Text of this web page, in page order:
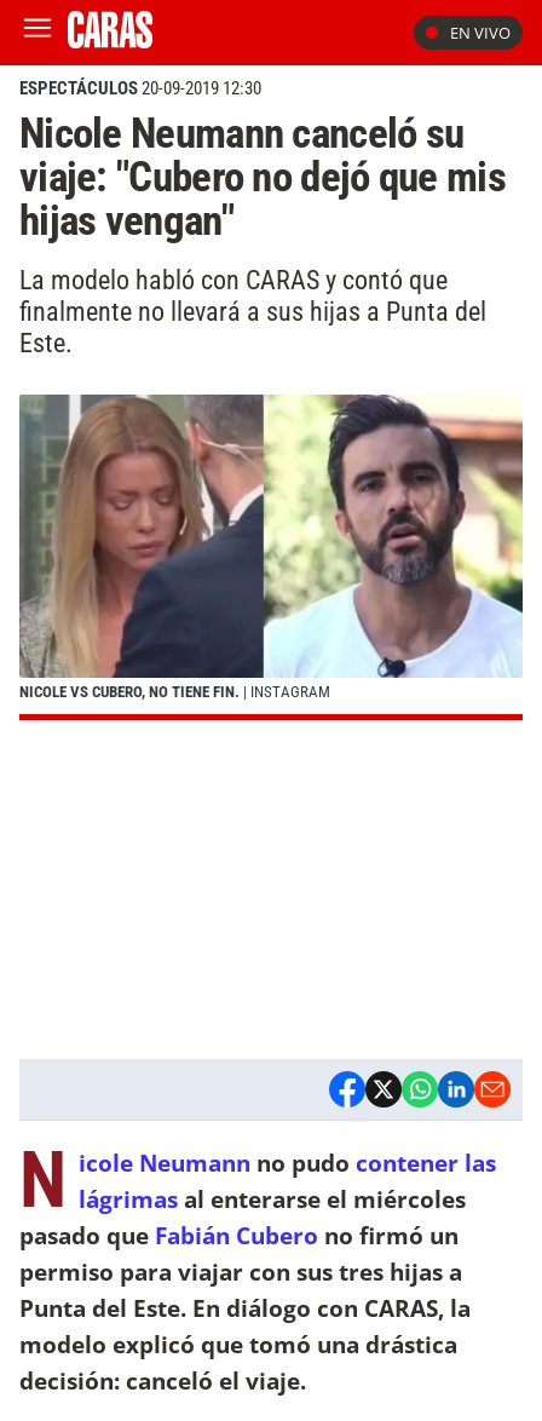
EN VIVO
ESPECTÁCULOS20-09-2019 12:30
Nicole Neumann canceló su
viaje: "Cubero no dejó que mis
hijas vengan"
La modelo habló con CARAS y contó que
finalmente no llevará a sus hijas a Punta del
Este.
NICOLE VS CUBERO, NO TIENE FIN. | INSTAGRAM
N icole Neumann no pudo contener las
lágrimasal enterarse el miércoles
pasado que Fabián Cubero no firmó un
permiso para viajar con sus tres hijas a
Punta del Este. En diálogo con CARAS, la
modelo explicó que tomó una drástica
decisión: canceló el viaje.